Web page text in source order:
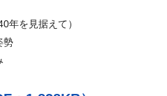
年を見据えて）
勢